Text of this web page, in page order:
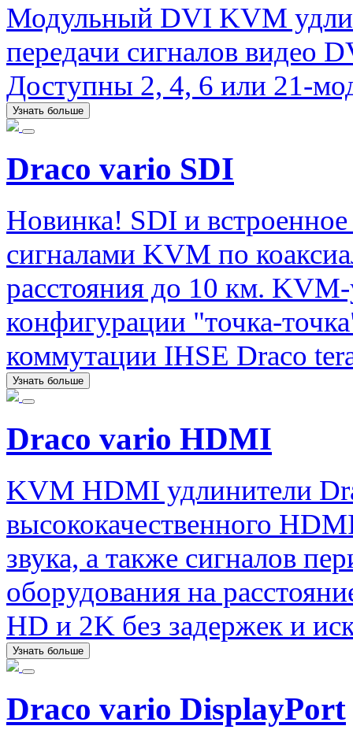
Модульный DVI KVM
передачи сигналов видео
Доступны 2, 4, 6 или 21-
Узнать больше
Draco vario SDI
Новинка! SDI и встроенное
сигналами KVM по
расстояния до 10 км. KVM-
конфигурации "точка-
коммутации IHSE Draco
Узнать больше
Draco vario HDMI
KVM HDMI удлинители
высококачественного
звука, а также сигналов
оборудования на
HD и 2K без задержек и
Узнать больше
Draco vario DisplayPort